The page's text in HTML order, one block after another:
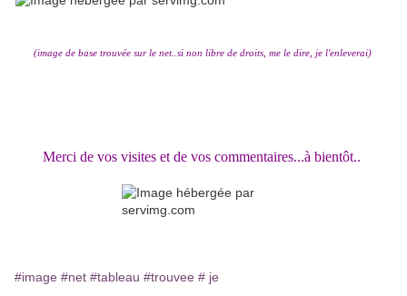
(image de base trouvée sur le net..si non libre de droits, me le dire, je l'enleverai)
Merci de vos visites et de vos commentaires...à bientôt..
#image #net #tableau #trouvee # je